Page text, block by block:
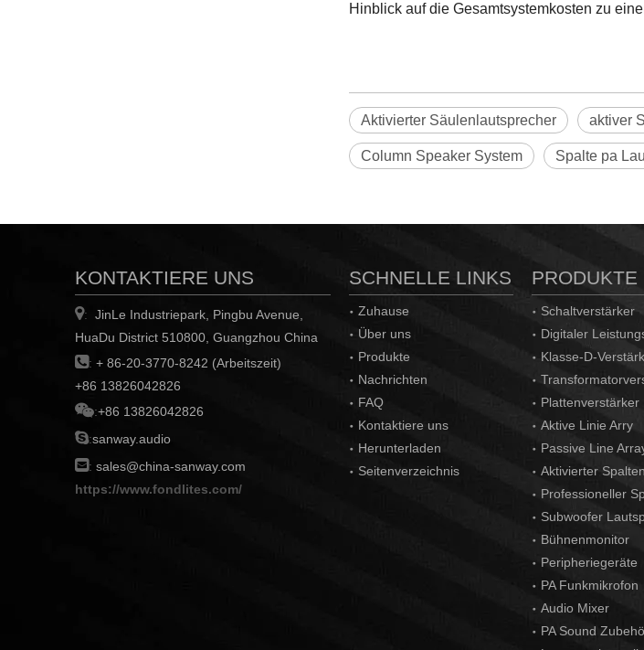
Hinblick auf die Gesamtsystemkosten zu
Aktivierter Säulenlautsprecher aktiver
Column Speaker System Spalte pa
KONTAKTIERE UNS
:
JinLe Industriepark, Pingbu Avenue,
HuaDu District 510800, Guangzhou China
: + 86-20-3770-8242 (Arbeitszeit)
+86 13826042826
:+86 13826042826
:sanway.audio
: sales@china-sanway.com
https://www.fondlites.com/
SCHNELLE LINKS
Zuhause
Über uns
Produkte
Nachrichten
FAQ
Kontaktiere uns
Herunterladen
Seitenverzeichnis
PRODUKTE
Schaltverstärker
Digitaler
Klasse-D-
Plattenverstärker
Aktive Linie Arry
Passive Line
Aktivierter
Professioneller
Subwoofer
Bühnenmonitor
Peripheriegeräte
PA Funkmikrofon
Audio Mixer
PA Sound